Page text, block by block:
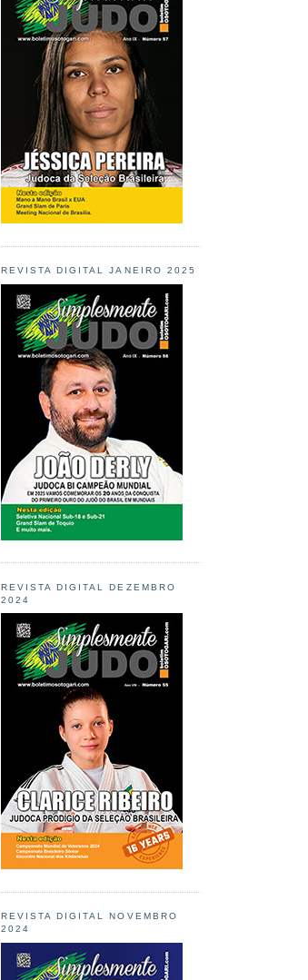
REVISTA DIGITAL JANEIRO 2025
REVISTA DIGITAL DEZEMBRO
2024
REVISTA DIGITAL NOVEMBRO
2024